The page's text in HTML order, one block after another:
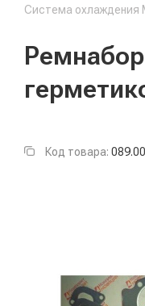
Система охлаждения
Код товара: